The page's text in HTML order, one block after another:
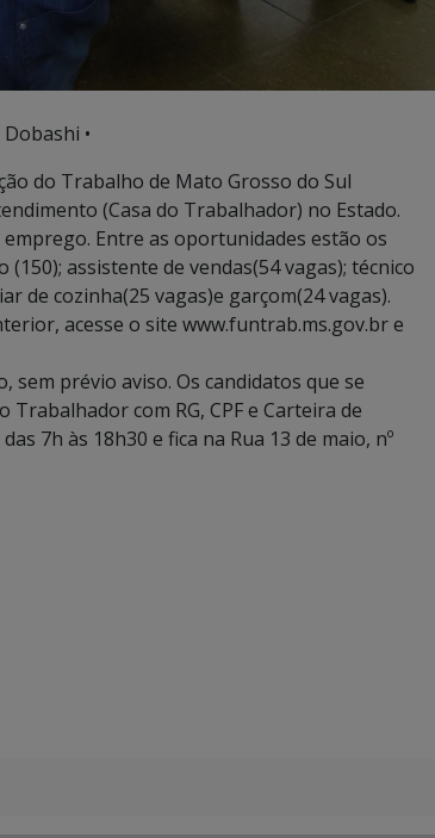
•
do Trabalho de Mato Grosso do Sul
(Casa do Trabalhador) no Estado.
Entre as oportunidades estão os
assistente de vendas(54 vagas); técnico
de cozinha(25 vagas)e garçom(24 vagas).
acesse o site www.funtrab.ms.gov.br e
sem prévio aviso. Os candidatos que se
com RG, CPF e Carteira de
7h às 18h30 e fica na Rua 13 de maio, nº